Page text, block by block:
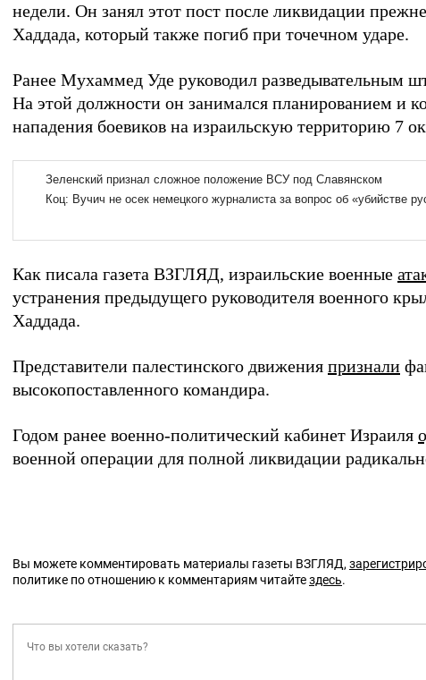
недели. Он занял этот пост после ликвидации
Хаддада, который также погиб при точечном ударе.
Ранее Мухаммед Уде руководил разведывательным
На этой должности он занимался планированием и
нападения боевиков на израильскую территорию 7
Как писала газета ВЗГЛЯД, израильские военные
устранения предыдущего руководителя военного
Хаддада.
Представители палестинского движения признали
высокопоставленного командира.
Годом ранее военно-политический кабинет Израиля
военной операции для полной ликвидации
Вы можете комментировать материалы газеты ВЗГЛЯД,
политике по отношению к комментариям читайтездесь.